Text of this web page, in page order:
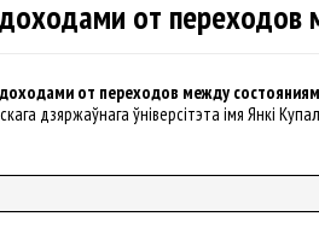
от
от переходов между
дзяржаўнага ўніверсітэта імя Янкі